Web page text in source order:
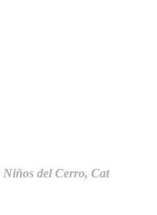
Niños del Cerro, Cat